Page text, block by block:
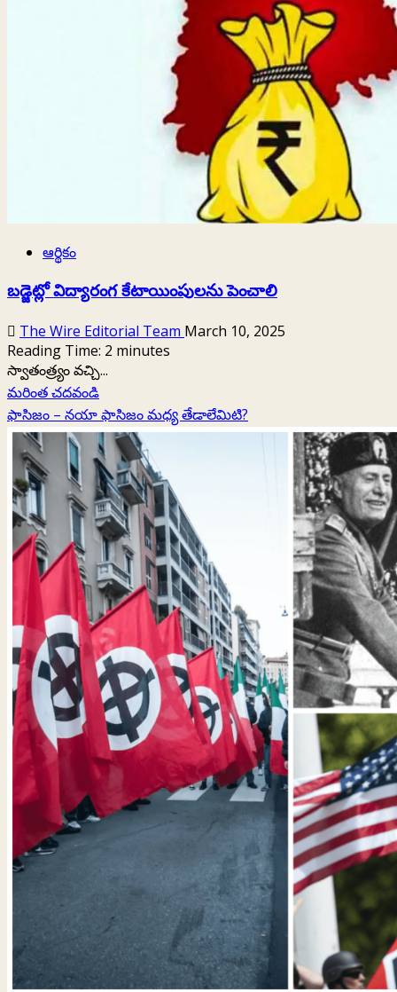
ఆర్థికం
బడ్జెట్లో విద్యారంగ కేటాయింపులను పెంచాలి
The Wire Editorial Team March 10, 2025
Reading Time: 2 minutes
స్వాతంత్ర్యం వచ్చి...
మరింత చదవండిRead
more
about
బడ్జెట్లో
విద్యారంగ
కేటాయింపులను
పెంచాలి
ఫాసిజం – నయా ఫాసిజం మధ్య తేడాలేమిటి?